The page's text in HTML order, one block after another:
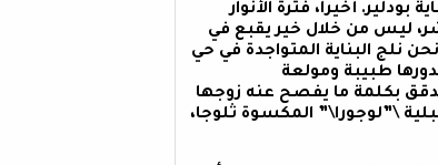
بودلير. أخيرا، فترة الأنوار
ليس من خلال خير يقبع في
نلج البناية المتواجدة في حي
طبيبة ومولعة
تدقق بكلمة ما يفصح عنه زوجها
\”لوجورا\” المكسوة ثلوجا،